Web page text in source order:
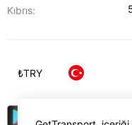
Kıbrıs:
₺TRY